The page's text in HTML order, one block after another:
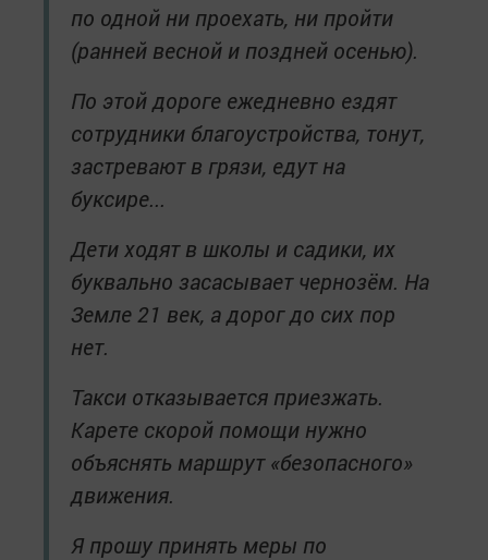
по одной ни проехать, ни пройти
(ранней весной и поздней осенью).
По этой дороге ежедневно ездят
сотрудники благоустройства, тонут,
застревают в грязи, едут на
буксире...
Дети ходят в школы и садики, их
буквально засасывает чернозём. На
Земле 21 век, а дорог до сих пор
нет.
Такси отказывается приезжать.
Карете скорой помощи нужно
объяснять маршрут «безопасного»
движения.
Я прошу принять меры по